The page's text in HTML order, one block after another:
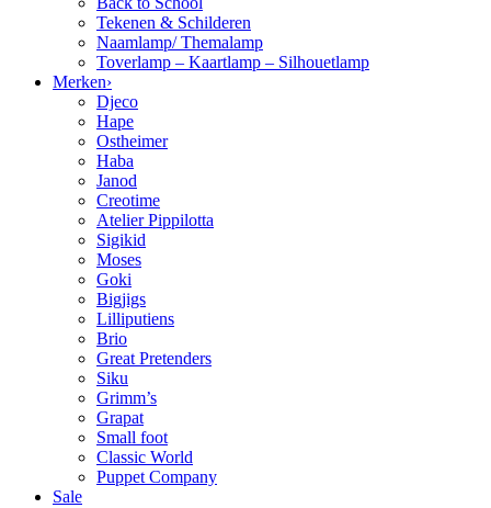
Tekenen & Schilderen
Naamlamp/ Themalamp
Toverlamp – Kaartlamp – Silhouetlamp
Merken›
Djeco
Hape
Ostheimer
Haba
Janod
Creotime
Atelier Pippilotta
Sigikid
Moses
Goki
Bigjigs
Lilliputiens
Brio
Great Pretenders
Siku
Grimm’s
Grapat
Small foot
Classic World
Puppet Company
Sale